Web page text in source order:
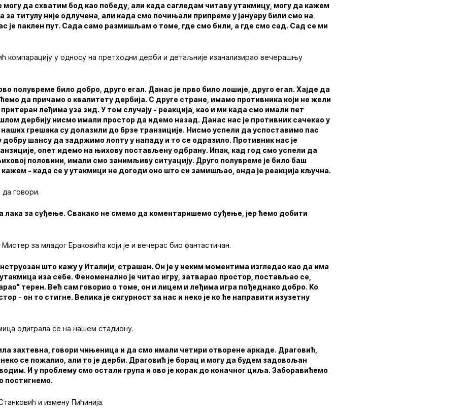
могу да схватим бод као победу, али када сагледам читаву утакмицу, могу да кажем
за титулу није одлучена, али када смо почињали припреме у јануару били смо на
је паклен пут. Сада само размишљам о томе, где смо били, а где смо сад. Сад се ми
компарацију у односу на претходни дерби и детаљније изанализирао вечерашњу
полувреме било добро, друго егал. Данас је прво било лошије, друго егал. Хајде да
да причамо о квалитету дербија. С друге стране, имамо противника који не жели
притеран леђима уза зид. У том случају - реакција, као и ми када смо имали пет
дербију нисмо имали простор да идемо назад. Данас нас је противник сачекао у
грешака су долазили до брзе транзиције. Нисмо успели да успоставимо пас
добру шансу да задржимо лопту у нападу и то се одразило. Противник нас је
опет идемо на њихову постављену одбрану. Ипак, кад год смо успели да
половини, имали смо занимљиву ситуацију. Друго полувреме је било баш
- када се у утакмици не догоди оно што си замишљао, онда је реакција кључна.
говори.
лака за суђење. Свакако не смемо да коментаришемо суђење, јер ћемо добити
за младог Ераковића који је и вечерас био фантастичан.
што кажу у Италији, страшан. Он је у неким моментима изгледао као да има
иза себе. Феноменално је читао игру, затварао простор, постављао се,
терен. Већ сам говорио о томе, он и лицем и леђима игра пођеднако добро. Ко
- он то стигне. Велика је сигурност за нас и неко је ко ће направити изузетну
одиграла се на нашем стадиону.
захтевна, говори чињеница и да смо имали четири отворене аркаде. Драговић,
се пожалио, али то је дерби. Драговић је борац и могу да будем задовољан
И у проблему смо остали група и ово је корак до коначног циља. Заборавићемо
постигнемо.
и измену Пићинија.